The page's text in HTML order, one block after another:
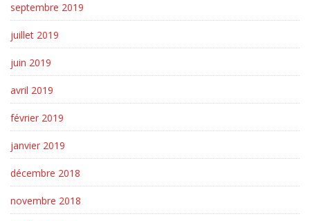
septembre 2019
juillet 2019
juin 2019
avril 2019
février 2019
janvier 2019
décembre 2018
novembre 2018